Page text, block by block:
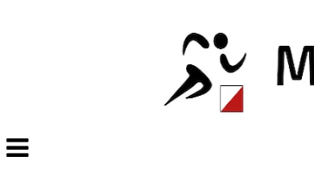
Veksle
navigasjon